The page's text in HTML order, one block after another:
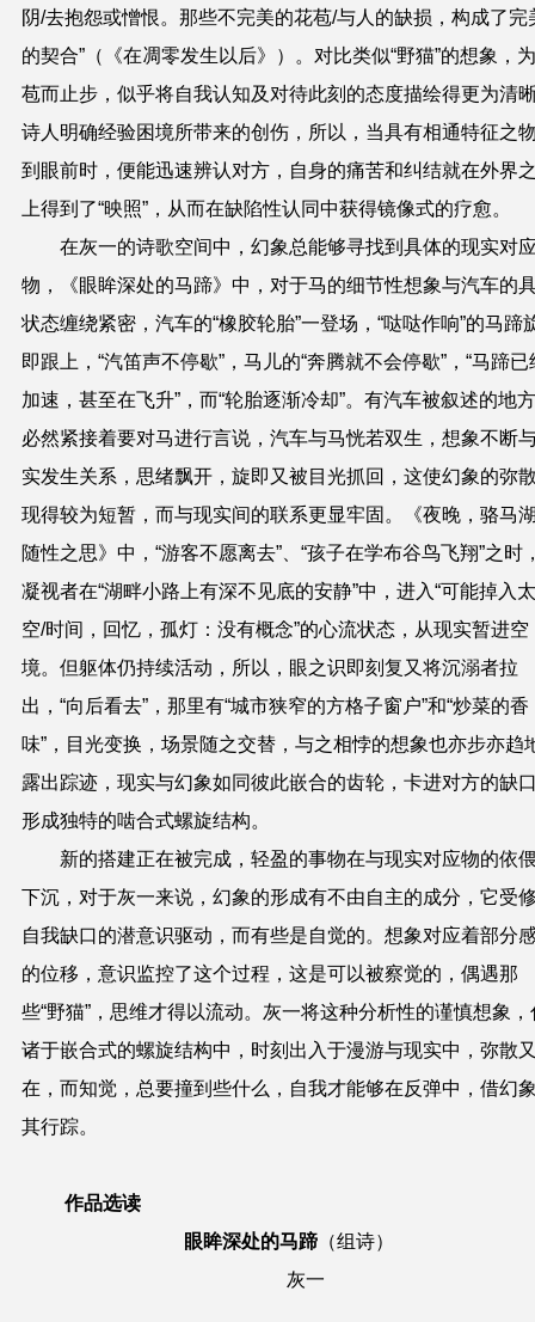
阴/去抱怨或憎恨。那些不完美的花苞/与人的缺损，构成了完
的契合”（《在凋零发生以后》）。对比类似“野猫”的想象，
苞而止步，似乎将自我认知及对待此刻的态度描绘得更为清
诗人明确经验困境所带来的创伤，所以，当具有相通特征之
到眼前时，便能迅速辨认对方，自身的痛苦和纠结就在外界
上得到了“映照”，从而在缺陷性认同中获得镜像式的疗愈。
在灰一的诗歌空间中，幻象总能够寻找到具体的现实对
物，《眼眸深处的马蹄》中，对于马的细节性想象与汽车的
状态缠绕紧密，汽车的“橡胶轮胎”一登场，“哒哒作响”的马蹄
即跟上，“汽笛声不停歇”，马儿的“奔腾就不会停歇”，“马蹄已
加速，甚至在飞升”，而“轮胎逐渐冷却”。有汽车被叙述的地
必然紧接着要对马进行言说，汽车与马恍若双生，想象不断
实发生关系，思绪飘开，旋即又被目光抓回，这使幻象的弥
现得较为短暂，而与现实间的联系更显牢固。《夜晚，骆马
随性之思》中，“游客不愿离去”、“孩子在学布谷鸟飞翔”之时
凝视者在“湖畔小路上有深不见底的安静”中，进入“可能掉入太
空/时间，回忆，孤灯：没有概念”的心流状态，从现实暂进空
境。但躯体仍持续活动，所以，眼之识即刻复又将沉溺者拉
出，“向后看去”，那里有“城市狭窄的方格子窗户”和“炒菜的香
味”，目光变换，场景随之交替，与之相悖的想象也亦步亦趋
露出踪迹，现实与幻象如同彼此嵌合的齿轮，卡进对方的缺
形成独特的啮合式螺旋结构。
新的搭建正在被完成，轻盈的事物在与现实对应物的依
下沉，对于灰一来说，幻象的形成有不由自主的成分，它受
自我缺口的潜意识驱动，而有些是自觉的。想象对应着部分
的位移，意识监控了这个过程，这是可以被察觉的，偶遇那
些“野猫”，思维才得以流动。灰一将这种分析性的谨慎想象，
诸于嵌合式的螺旋结构中，时刻出入于漫游与现实中，弥散
在，而知觉，总要撞到些什么，自我才能够在反弹中，借幻
其行踪。
作品选读
眼眸深处的马蹄 （组诗）
灰一